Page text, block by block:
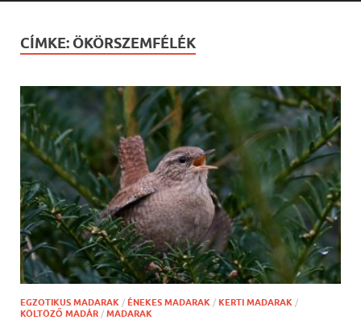
CÍMKE: ÖKÖRSZEMFÉLÉK
EGZOTIKUS MADARAK / ÉNEKES MADARAK / KERTI MADARAK /
KÖLTÖZŐ MADÁR / MADARAK